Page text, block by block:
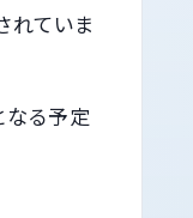
れていま
る予定